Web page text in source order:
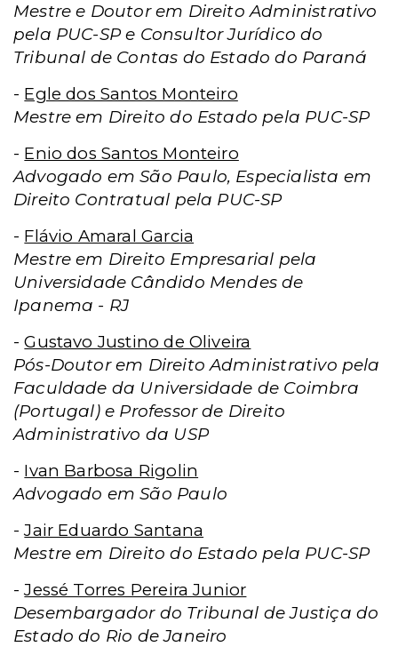
Mestre e Doutor em Direito Administrativo
pela PUC-SP e Consultor Jurídico do
Tribunal de Contas do Estado do Paraná
- Egle dos Santos Monteiro
Mestre em Direito do Estado pela PUC-SP
- Enio dos Santos Monteiro
Advogado em São Paulo, Especialista em
Direito Contratual pela PUC-SP
- Flávio Amaral Garcia
Mestre em Direito Empresarial pela
Universidade Cândido Mendes de
Ipanema - RJ
-Gustavo Justino de Oliveira
Pós-Doutor em Direito Administrativo pela
Faculdade da Universidade de Coimbra
(Portugal) e Professor de Direito
Administrativo da USP
- Ivan Barbosa Rigolin
Advogado em São Paulo
-Jair Eduardo Santana
Mestre em Direito do Estado pela PUC-SP
-Jessé Torres Pereira Junior
Desembargador do Tribunal de Justiça do
Estado do Rio de Janeiro